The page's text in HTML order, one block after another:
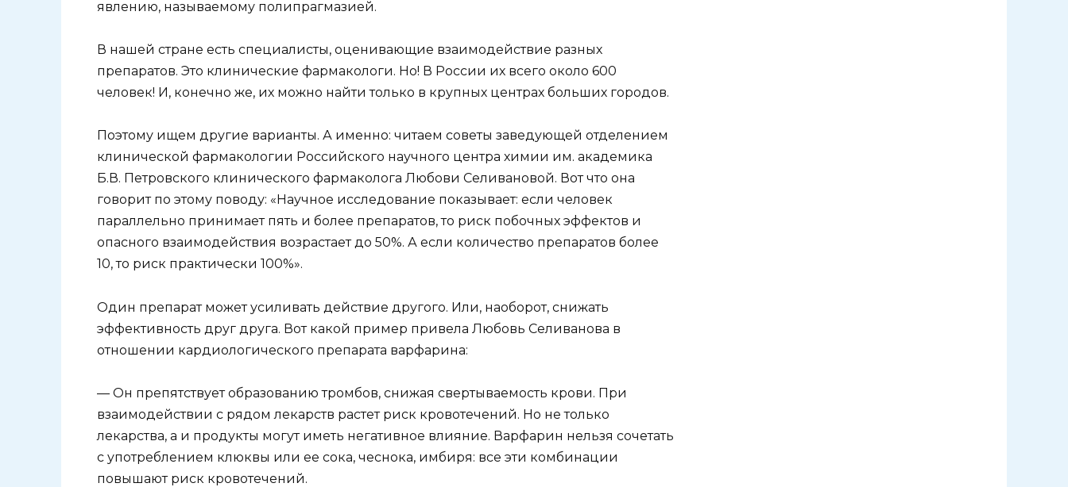
явлению, называемому полипрагмазией.
В нашей стране есть специалисты, оценивающие взаимодействие разных
препаратов. Это клинические фармакологи. Но! В России их всего около 600
человек! И, конечно же, их можно найти только в крупных центрах больших городов.
Поэтому ищем другие варианты. А именно: читаем советы заведующей отделением
клинической фармакологии Российского научного центра химии им. академика
Б.В. Петровского клинического фармаколога Любови Селивановой. Вот что она
говорит по этому поводу: «Научное исследование показывает: если человек
параллельно принимает пять и более препаратов, то риск побочных эффектов и
опасного взаимодействия возрастает до 50%. А если количество препаратов более
10, то риск практически 100%».
Один препарат может усиливать действие другого. Или, наоборот, снижать
эффективность друг друга. Вот какой пример привела Любовь Селиванова в
отношении кардиологического препарата варфарина:
— Он препятствует образованию тромбов, снижая свертываемость крови. При
взаимодействии с рядом лекарств растет риск кровотечений. Но не только
лекарства, а и продукты могут иметь негативное влияние. Варфарин нельзя сочетать
с употреблением клюквы или ее сока, чеснока, имбиря: все эти комбинации
повышают риск кровотечений.